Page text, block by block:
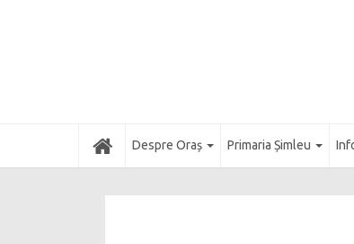
Acasă Despre Oraș Primaria Șimleu